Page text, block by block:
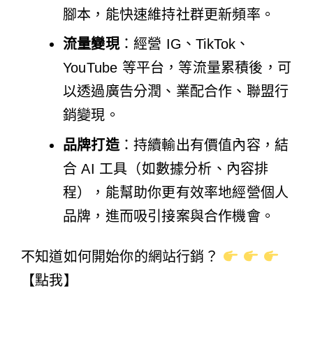
腳本，能快速維持社群更新頻率。
流量變現：經營 IG、TikTok、
YouTube 等平台，等流量累積後，可
以透過廣告分潤、業配合作、聯盟行
銷變現。
品牌打造：持續輸出有價值內容，結
合 AI 工具（如數據分析、內容排
程），能幫助你更有效率地經營個人
品牌，進而吸引接案與合作機會。
不知道如何開始你的網站行銷？
【點我】